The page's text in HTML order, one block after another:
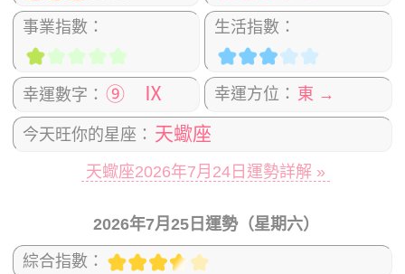
事業指數： 生活指數：
幸運數字： ⑨ Ⅸ 幸運方位： 東 →
今天旺你的星座： 天蠍座
天蠍座2026年7月24日運勢詳解 »
2026年7月25日運勢（星期六）
綜合指數：